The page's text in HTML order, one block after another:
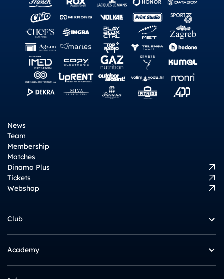
News
Team
Membership
Matches
Dinamo Plus
Tickets
Webshop
Club
Academy